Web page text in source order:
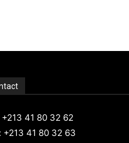
41 80 32 62
+213 41 80 32 63